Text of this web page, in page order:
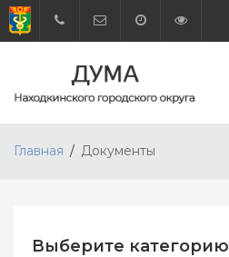
Главная Документы
Выберите категорию